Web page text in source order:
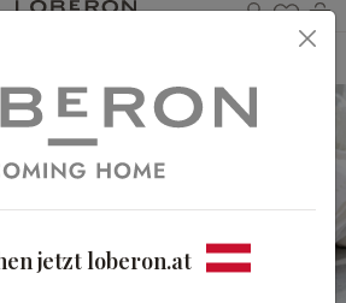
Du
jetzt loberon.at